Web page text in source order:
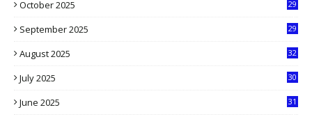
October 2025
29
September 2025
29
August 2025
32
July 2025
30
June 2025
31